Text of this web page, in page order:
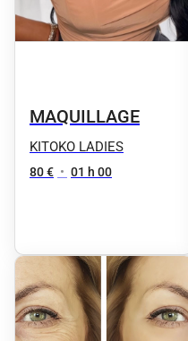
MAQUILLAGE
KITOKO LADIES
80 € • 01 h 00